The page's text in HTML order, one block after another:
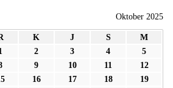
Oktober 2025
K J S
M
2 3 4
5
9 10 11
12
16 17 18
19